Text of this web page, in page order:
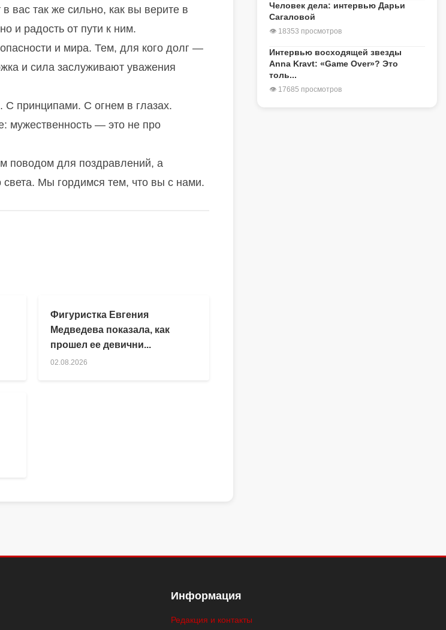
вас так же сильно, как вы верите в
и радость от пути к ним.
и мира. Тем, для кого долг —
и сила заслуживают уважения
принципами. С огнем в глазах.
мужественность — это не про
поводом для поздравлений, а
света. Мы гордимся тем, что вы с нами.
Фигуристка Евгения
Медведева показала, как
прошел ее девични...
02.08.2026
Человек дела: интервью Дарьи
Сагаловой
👁 18353 просмотров
Интервью восходящей звезды
Anna Kravt: «Game Over»? Это
толь...
👁 17685 просмотров
Информация
Редакция и контакты